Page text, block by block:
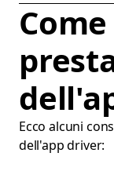
Ecco alcuni
dell'app driver: